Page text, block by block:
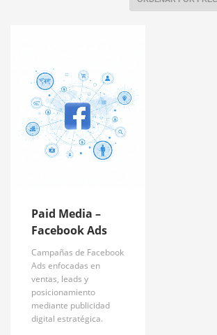
Paid Media –
Facebook Ads
Campañas de Facebook
Ads enfocadas en
ventas, leads y
posicionamiento
mediante publicidad
digital estratégica.